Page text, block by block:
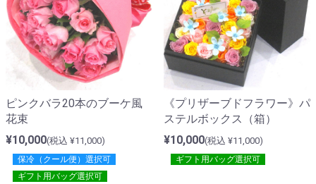
ピンクバラ20本のブーケ風
花束
¥10,000(税込 ¥11,000)
保冷（クール便）選択可
ギフト用バッグ選択可
《プリザーブドフラワー》パ
ステルボックス（箱）
¥10,000(税込 ¥11,000)
ギフト用バッグ選択可